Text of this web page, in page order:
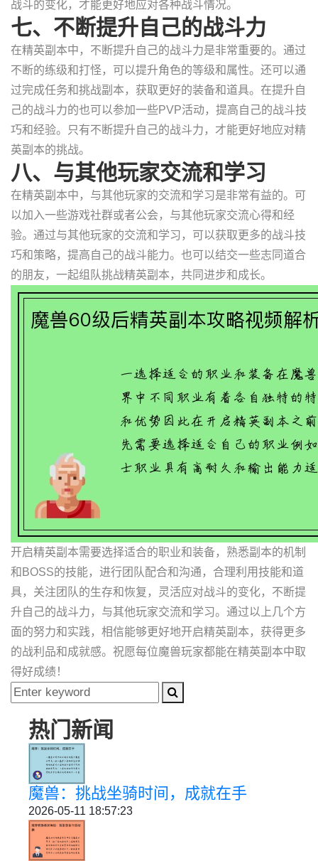
战斗的变化，才能更好地应对各种战斗情况。
七、不断提升自己的战斗力
在精英副本中，不断提升自己的战斗力是非常重要的。通过
不断的练级和打怪，可以提升角色的等级和属性。还可以通
过完成任务和挑战副本，获取更好的装备和道具。在提升自
己的战斗力的也可以参加一些PVP活动，提高自己的战斗技
巧和经验。只有不断提升自己的战斗力，才能更好地应对精
英副本的挑战。
八、与其他玩家交流和学习
在精英副本中，与其他玩家的交流和学习是非常有益的。可
以加入一些游戏社群或者公会，与其他玩家交流心得和经
验。通过与其他玩家的交流和学习，可以获取更多的战斗技
巧和策略，提高自己的战斗能力。也可以结交一些志同道合
的朋友，一起组队挑战精英副本，共同进步和成长。
开启精英副本需要选择适合的职业和装备，熟悉副本的机制
和BOSS的技能，进行团队配合和沟通，合理利用技能和道
具，关注团队的生存和恢复，灵活应对战斗的变化，不断提
升自己的战斗力，与其他玩家交流和学习。通过以上几个方
面的努力和实践，相信能够更好地开启精英副本，获得更多
的战利品和成就感。祝愿每位魔兽玩家都能在精英副本中取
得好成绩！
热门新闻
魔兽：挑战坐骑时间，成就在手
2026-05-11 18:57:23